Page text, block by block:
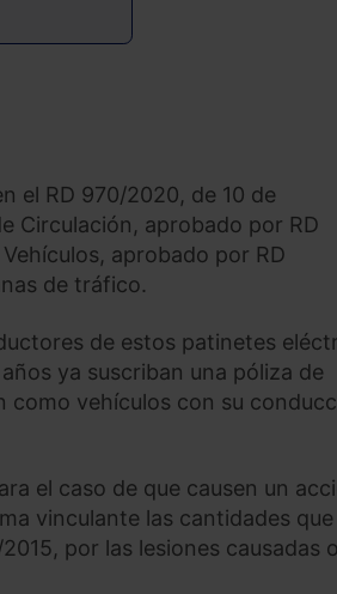
el RD 970/2020, de 10 de
Circulación, aprobado por RD
aprobado por RD
de tráfico.
de estos patinetes
ya suscriban una póliza de
como vehículos con su
el caso de que causen un
vinculante las cantidades que
por las lesiones causadas